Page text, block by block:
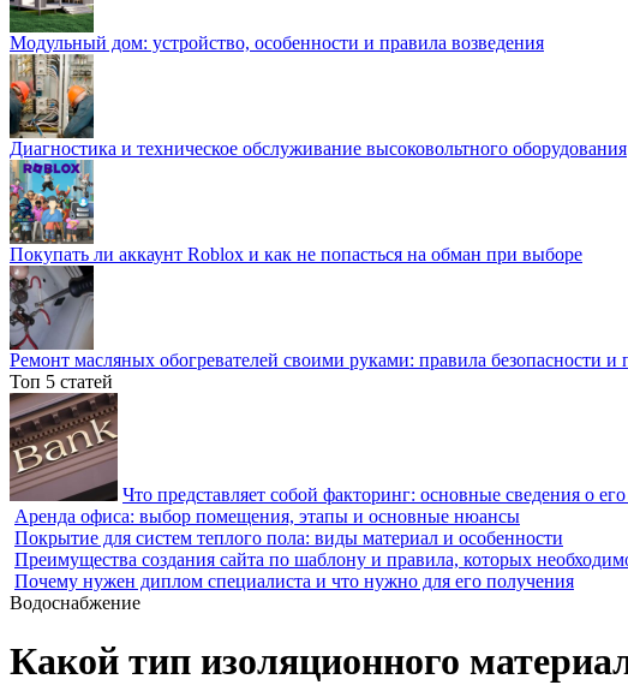
Модульный дом: устройство, особенности и правила возведения
Диагностика и техническое обслуживание высоковольтного оборудования
Покупать ли аккаунт Roblox и как не попасться на обман при выборе
Ремонт масляных обогревателей своими руками: правила безопасности и
Топ 5 статей
Что представляет собой факторинг: основные сведения о
Аренда офиса: выбор помещения, этапы и основные нюансы
Покрытие для систем теплого пола: виды материал и особенности
Преимущества создания сайта по шаблону и правила, которых
Почему нужен диплом специалиста и что нужно для его получения
Водоснабжение
Какой тип изоляционного